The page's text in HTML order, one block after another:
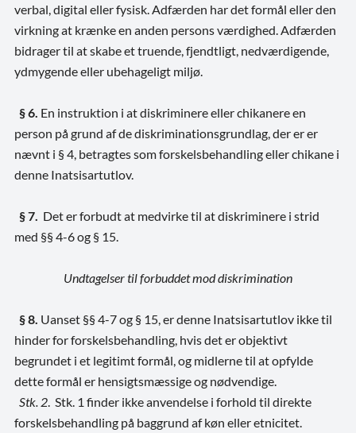
verbal, digital eller fysisk. Adfærden har det formål eller den
virkning at krænke en anden persons værdighed. Adfærden
bidrager til at skabe et truende, fjendtligt, nedværdigende,
ydmygende eller ubehageligt miljø.
§ 6. En instruktion i at diskriminere eller chikanere en
person på grund af de diskriminationsgrundlag, der er er
nævnt i § 4, betragtes som forskelsbehandling eller chikane i
denne Inatsisartutlov.
§ 7. Det er forbudt at medvirke til at diskriminere i strid
med §§ 4-6 og § 15.
Undtagelser til forbuddet mod diskrimination
§ 8 Uanset §§ 4-7 og § 15, er denne Inatsisartutlov ikke til
hinder for forskelsbehandling, hvis det er objektivt
begrundet i et legitimt formål, og midlerne til at opfylde
dette formål er hensigtsmæssige og nødvendige.
Stk. 2 . Stk. 1 finder ikke anvendelse i forhold til direkte
forskelsbehandling på baggrund af køn eller etnicitet.